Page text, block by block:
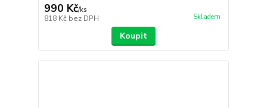
990 Kč/ks
818 Kč bez DPH Skladem
Koupit